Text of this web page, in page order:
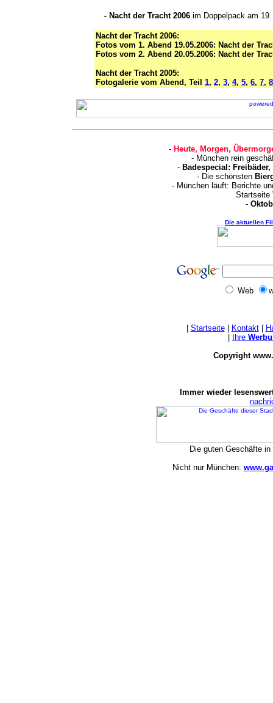
- Nacht der Tracht 2006im Doppelpack am 19.
Nacht der Tracht 2006:
Fotos vom 1. Abend 19.05.2006: Nacht der
Fotos vom 2. Abend 20.05.2006: Nacht der
Nacht der Tracht 2005:
Fotogalerie vom Abend, Teil 1, 2, 3, 4, 5, 6, 7, 8
- Heute, Morgen,
- München rein
- Badespecial:
- Die schönsten
- München läuft: Berichte
Startseite
-
Die aktuellen
Web
Startseite| Kontakt|
Ihre
Copyright
Immer wieder
Die guten Geschäfte
Nicht nur München: